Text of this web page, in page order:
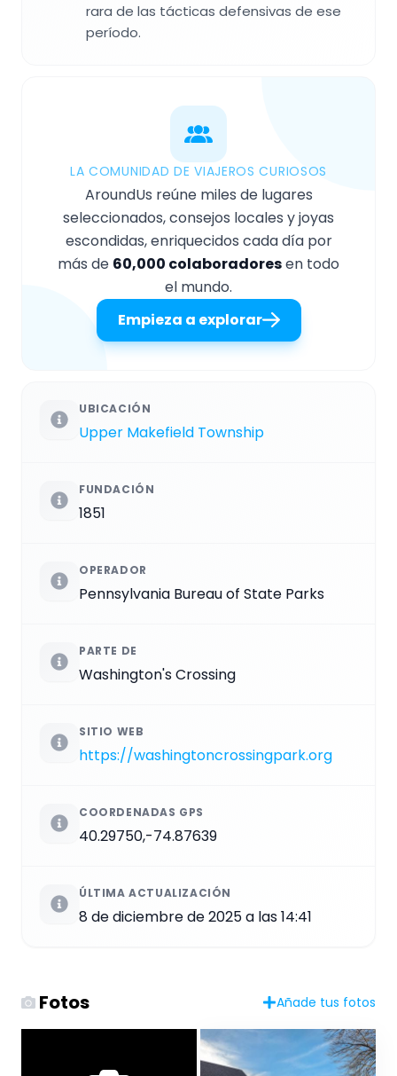
rara de las tácticas defensivas de ese
período.
LA COMUNIDAD DE VIAJEROS CURIOSOS
AroundUs reúne miles de lugares
seleccionados, consejos locales y joyas
escondidas, enriquecidos cada día por
más de 60,000 colaboradoresen todo
el mundo.
Empieza a explorar
UBICACIÓN
Upper Makefield Township
FUNDACIÓN
1851
OPERADOR
Pennsylvania Bureau of State Parks
PARTE DE
Washington's Crossing
SITIO WEB
https://washingtoncrossingpark.org
COORDENADAS GPS
40.29750,-74.87639
ÚLTIMA ACTUALIZACIÓN
8 de diciembre de 2025 a las 14:41
Fotos Añade tus fotos